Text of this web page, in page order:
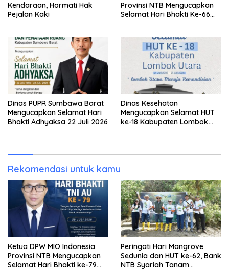
Kendaraan, Hormati Hak
Pejalan Kaki
Provinsi NTB Mengucapkan
Selamat Hari Bhakti Ke-66
Dinas PUPR Sumbawa Barat
Mengucapkan Selamat Hari
Bhakti Adhyaksa 22 Juli 2026
Dinas Kesehatan
Mengucapkan Selamat HUT
ke-18 Kabupaten Lombok
Rekomendasi untuk kamu
Ketua DPW MIO Indonesia
Provinsi NTB Mengucapkan
Selamat Hari Bhakti ke-79
Peringati Hari Mangrove
Sedunia dan HUT ke-62, Bank
NTB Syariah Tanam